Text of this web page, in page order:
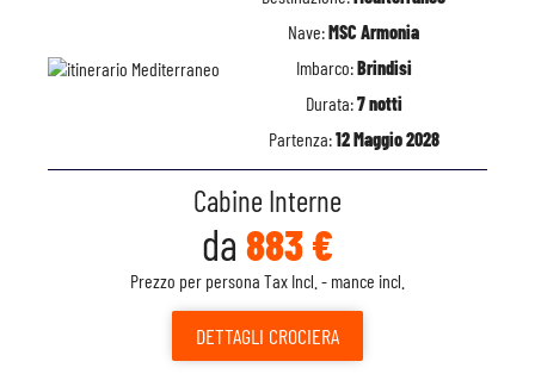
Nave:MSC Armonia
Imbarco:Brindisi
Durata:7 notti
Partenza:12 Maggio 2028
Cabine Interne
da 883 €
Prezzo per persona Tax Incl. - mance incl.
DETTAGLI CROCIERA